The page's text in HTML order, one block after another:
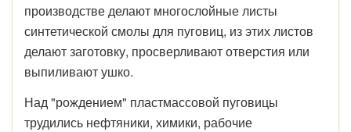
производстве делают многослойные листы
синтетической смолы для пуговиц, из этих листов
делают заготовку, просверливают отверстия или
выпиливают ушко.
Над "рождением" пластмассовой пуговицы
трудились нефтяники, химики, рабочие